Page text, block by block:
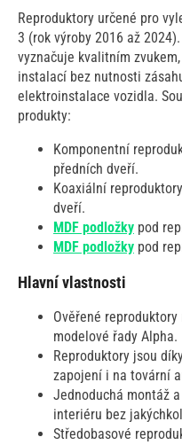
Reproduktory určené pro
3 (rok výroby 2016 až
vyznačuje kvalitním
instalací bez nutnosti
elektroinstalace vozidla.
produkty:
Komponentní
předních dveří.
Koaxiální reproduktory
dveří.
MDF podložky pod
MDF podložky pod
Hlavní vlastnosti
Ověřené
modelové řady Alpha.
Reproduktory jsou
zapojení i na tovární
Jednoduchá montáž
interiéru bez
Středobasové